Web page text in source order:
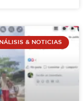
& NOTICIAS